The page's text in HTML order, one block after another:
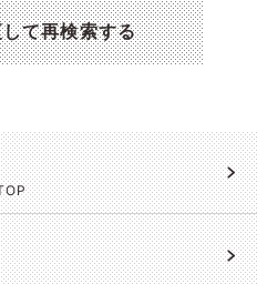
て再検索する